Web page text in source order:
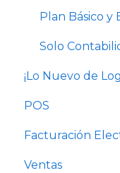
Plan Básico y
Solo
¡Lo Nuevo de
POS
Facturación
Ventas